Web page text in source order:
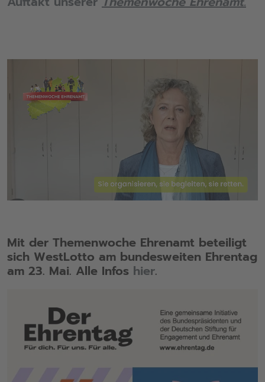
Mit der Themenwoche Ehrenamt beteiligt
sich WestLotto am bundesweiten Ehrentag
am 23. Mai. Alle Infos hier.